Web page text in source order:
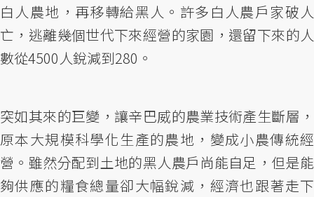
白人農地，再移轉給黑人。許多白人農戶家破人
亡，逃離幾個世代下來經營的家園，還留下來的人
數從4500人銳減到280。
突如其來的巨變，讓辛巴威的農業技術產生斷層，
原本大規模科學化生產的農地，變成小農傳統經
營。雖然分配到土地的黑人農戶尚能自足，但是能
夠供應的糧食總量卻大幅銳減，經濟也跟著走下